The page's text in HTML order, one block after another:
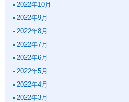
2022年10月
2022年9月
2022年8月
2022年7月
2022年6月
2022年5月
2022年4月
2022年3月